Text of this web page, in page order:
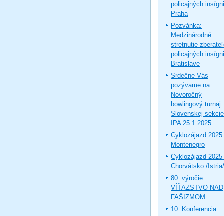
policajných
Praha
Pozvánka:
Medzinárodné
stretnutie
policajných
Bratislave
Srdečne Vás
pozývame na
Novoročný
bowlingový turnaj
Slovenskej sekcie
IPA 25.1.2025.
Cyklozájazd 2025
Montenegro
Cyklozájazd 2025
Chorvátsko /Istria/
80. výročie:
VÍŤAZSTVO NAD
FAŠIZMOM
10. Konferencia